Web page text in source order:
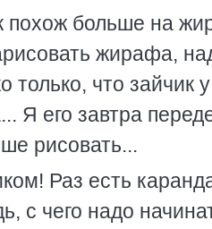
похож больше на
жирафа,
только, что зайчик
Я его завтра
рисовать...
Раз есть
с чего надо